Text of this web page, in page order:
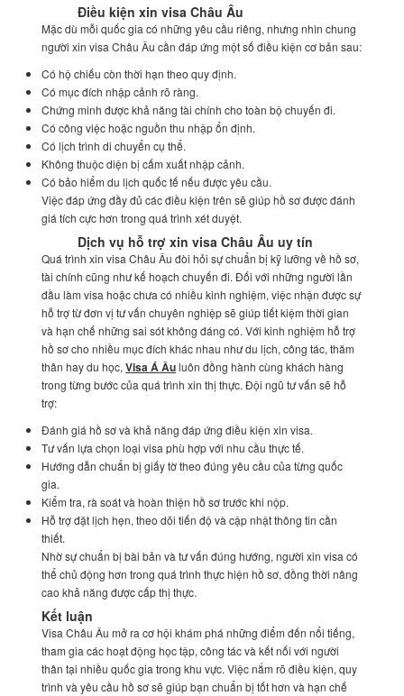
Điều kiện xin visa Châu Âu
Mặc dù mỗi quốc gia có những yêu cầu riêng, nhưng nhìn chung
người xin visa Châu Âu cần đáp ứng một số điều kiện cơ bản sau:
Có hộ chiếu còn thời hạn theo quy định.
Có mục đích nhập cảnh rõ ràng.
Chứng minh được khả năng tài chính cho toàn bộ chuyến đi.
Có công việc hoặc nguồn thu nhập ổn định.
Có lịch trình di chuyển cụ thể.
Không thuộc diện bị cấm xuất nhập cảnh.
Có bảo hiểm du lịch quốc tế nếu được yêu cầu.
Việc đáp ứng đầy đủ các điều kiện trên sẽ giúp hồ sơ được đánh
giá tích cực hơn trong quá trình xét duyệt.
Dịch vụ hỗ trợ xin visa Châu Âu uy tín
Quá trình xin visa Châu Âu đòi hỏi sự chuẩn bị kỹ lưỡng về hồ sơ,
tài chính cũng như kế hoạch chuyến đi. Đối với những người lần
đầu làm visa hoặc chưa có nhiều kinh nghiệm, việc nhận được sự
hỗ trợ từ đơn vị tư vấn chuyên nghiệp sẽ giúp tiết kiệm thời gian
và hạn chế những sai sót không đáng có. Với kinh nghiệm hỗ trợ
hồ sơ cho nhiều mục đích khác nhau như du lịch, công tác, thăm
thân hay du học,Visa Á Âuluôn đồng hành cùng khách hàng
trong từng bước của quá trình xin thị thực. Đội ngũ tư vấn sẽ hỗ
trợ:
Đánh giá hồ sơ và khả năng đáp ứng điều kiện xin visa.
Tư vấn lựa chọn loại visa phù hợp với nhu cầu thực tế.
Hướng dẫn chuẩn bị giấy tờ theo đúng yêu cầu của từng quốc
gia.
Kiểm tra, rà soát và hoàn thiện hồ sơ trước khi nộp.
Hỗ trợ đặt lịch hẹn, theo dõi tiến độ và cập nhật thông tin cần
thiết.
Nhờ sự chuẩn bị bài bản và tư vấn đúng hướng, người xin visa có
thể chủ động hơn trong quá trình thực hiện hồ sơ, đồng thời nâng
cao khả năng được cấp thị thực.
Kết luận
Visa Châu Âu mở ra cơ hội khám phá những điểm đến nổi tiếng,
tham gia các hoạt động học tập, công tác và kết nối với người
thân tại nhiều quốc gia trong khu vực. Việc nắm rõ điều kiện, quy
trình và yêu cầu hồ sơ sẽ giúp bạn chuẩn bị tốt hơn và hạn chế